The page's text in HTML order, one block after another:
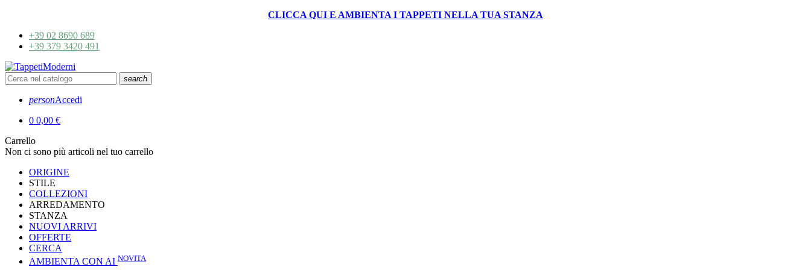
CLICCA QUI E AMBIENTA I TAPPETI NELLA TUA STANZA
+39 02 8690 689
+39 379 3420 491
search
personAccedi
0 0,00 €
Carrello
Non ci sono più articoli nel tuo carrello
ORIGINE
STILE
COLLEZIONI
ARREDAMENTO
STANZA
NUOVI ARRIVI
OFFERTE
CERCA
AMBIENTA CON AI NOVITA